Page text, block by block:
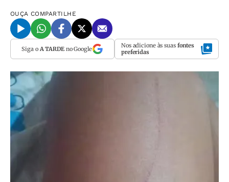
OUÇA COMPARTILHE
Siga o A TARDEno Google Nos adicione às suas fontes
preferidas